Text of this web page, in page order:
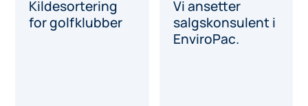
for golfklubber
Vi ansetter
salgskonsulent i
EnviroPac.